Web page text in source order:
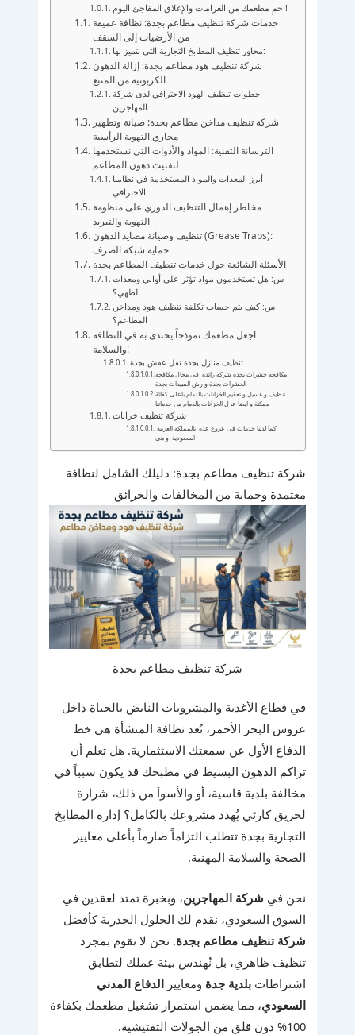
احمِ مطعمك من الغرامات والإغلاق المفاجئ اليوم!
خدمات شركة تنظيف مطاعم بجدة: نظافة عميقة
من الأرضيات إلى السقف
محاور تنظيف المطابخ التجارية التي نتميز بها:
شركة تنظيف هود مطاعم بجدة: إزالة الدهون
الكربونية من المنبع
خطوات تنظيف الهود الاحترافي لدى شركة
المهاجرين:
شركة تنظيف مداخن مطاعم بجدة: صيانة وتطهير
مجاري التهوية الرأسية
الترسانة التقنية: المواد والأدوات التي نستخدمها
لتفتيت دهون المطاعم
أبرز المعدات والمواد المستخدمة في نظامنا
الاحترافي:
مخاطر إهمال التنظيف الدوري على منظومة
التهوية والتبريد
تنظيف وصيانة مصايد الدهون (Grease Traps):
حماية شبكة الصرف
الأسئلة الشائعة حول خدمات تنظيف المطاعم بجدة
س: هل تستخدمون مواد تؤثر على أواني ومعدات
الطهي؟
س: كيف يتم حساب تكلفة تنظيف هود ومداخن
المطاعم؟
اجعل مطعمك نموذجاً يحتذى به في النظافة
والسلامة!
تنظيف منازل بجدة نقل عفش بجدة
مكافحة حشرات بجدة شركة رائدة فى مجال مكافحة
تنظيف و غسيل و تعقيم الخزانات بالدمام باعلى كفائة
ممكنة و ايضا عزل الخزانات بالدمام من خدماتنا
شركة تنظيف خزانات
كما لدينا خدمات فى عروع عدة بالمملكة العربية
السعودية و هى
شركة تنظيف مطاعم بجدة: دليلك الشامل لنظافة
معتمدة وحماية من المخالفات والحرائق
شركة تنظيف مطاعم بجدة
في قطاع الأغذية والمشروبات النابض بالحياة داخل
عروس البحر الأحمر، تُعد نظافة المنشأة هي خط
الدفاع الأول عن سمعتك الاستثمارية. هل تعلم أن
تراكم الدهون البسيط في مطبخك قد يكون سبباً في
مخالفة بلدية قاسية، أو والأسوأ من ذلك، شرارة
لحريق كارثي يُهدد مشروعك بالكامل؟ إدارة المطابخ
التجارية بجدة تتطلب التزاماً صارماً بأعلى معايير
الصحة والسلامة المهنية.
نحن في شركة المهاجرين، وبخبرة تمتد لعقدين في
السوق السعودي، نقدم لك الحلول الجذرية كأفضل
شركة تنظيف مطاعم بجدة. نحن لا نقوم بمجرد
تنظيف ظاهري، بل نُهندس بيئة عملك لتطابق
اشتراطاتبلدية جدة ومعاييرالدفاع المدني
السعودي، مما يضمن استمرار تشغيل مطعمك بكفاءة
100% دون قلق من الجولات التفتيشية.